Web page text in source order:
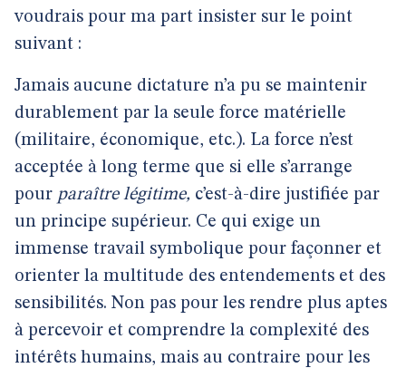
voudrais pour ma part insister sur le point
suivant :
Jamais aucune dictature n’a pu se maintenir
durablement par la seule force matérielle
(militaire, économique, etc.). La force n’est
acceptée à long terme que si elle s’arrange
pour paraître légitime, c’est-à-dire justifiée par
un principe supérieur. Ce qui exige un
immense travail symbolique pour façonner et
orienter la multitude des entendements et des
sensibilités. Non pas pour les rendre plus aptes
à percevoir et comprendre la complexité des
intérêts humains, mais au contraire pour les